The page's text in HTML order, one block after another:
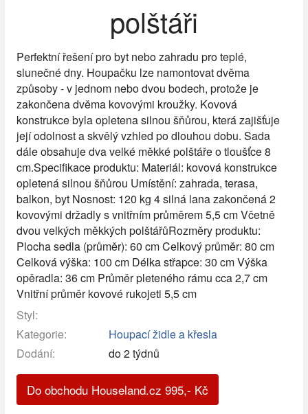
polštáři
Perfektní řešení pro byt nebo zahradu pro teplé,
slunečné dny. Houpačku lze namontovat dvěma
způsoby - v jednom nebo dvou bodech, protože je
zakončena dvěma kovovými kroužky. Kovová
konstrukce byla opletena silnou šňůrou, která zajišťuje
její odolnost a skvělý vzhled po dlouhou dobu. Sada
dále obsahuje dva velké měkké polštáře o tloušťce 8
cm.Specifikace produktu: Materiál: kovová konstrukce
opletená silnou šňůrou Umístění: zahrada, terasa,
balkon, byt Nosnost: 120 kg 4 silná lana zakončená 2
kovovými držadly s vnitřním průměrem 5,5 cm Včetně
dvou velkých měkkých polštářůRozměry produktu:
Plocha sedla (průměr): 60 cm Celkový průměr: 80 cm
Celková výška: 100 cm Délka střapce: 30 cm Výška
opěradla: 36 cm Průměr pleteného rámu cca 2,7 cm
Vnitřní průměr kovové rukojeti 5,5 cm
Styl:
Kategorie:
Houpací židle a křesla
Dodání:
do 2 týdnů
Do obchodu Houseland.cz 995,- Kč